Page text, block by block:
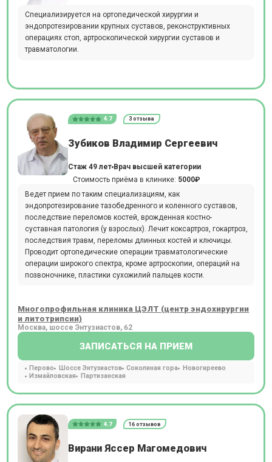
Специализируется на ортопедической хирургии и
эндопротезировании крупных суставов, реконструктивных
операциях стоп, артроскопической хирургии суставов и
травматологии.
4.7 3 отзыва
Зубиков Владимир Сергеевич
Стаж 49 лет Врач высшей категории
Стоимость приёма в клинике: 5000₽
Ведет прием по таким специализациям, как
эндопротезирование тазобедренного и коленного суставов,
последствие переломов костей, врожденная костно-
суставная патология (у взрослых). Лечит коксартроз, гокартроз,
последствия травм, переломы длинных костей и ключицы.
Проводит ортопедические операции травматологические
операции широкого спектра, кроме артроскопии, операций на
позвоночнике, пластики сухожилий пальцев кости.
Многопрофильная клиника ЦЭЛТ (центр эндохирургии
и литотрипсии)
Москва, шоссе Энтузиастов, 62
ЗАПИСАТЬСЯ НА ПРИЕМ
Перово Шоссе Энтузиастов Соколиная гора
Новогиреево
Измайловская
Партизанская
4.7 16 отзывов
Вирани Яссер Магомедович